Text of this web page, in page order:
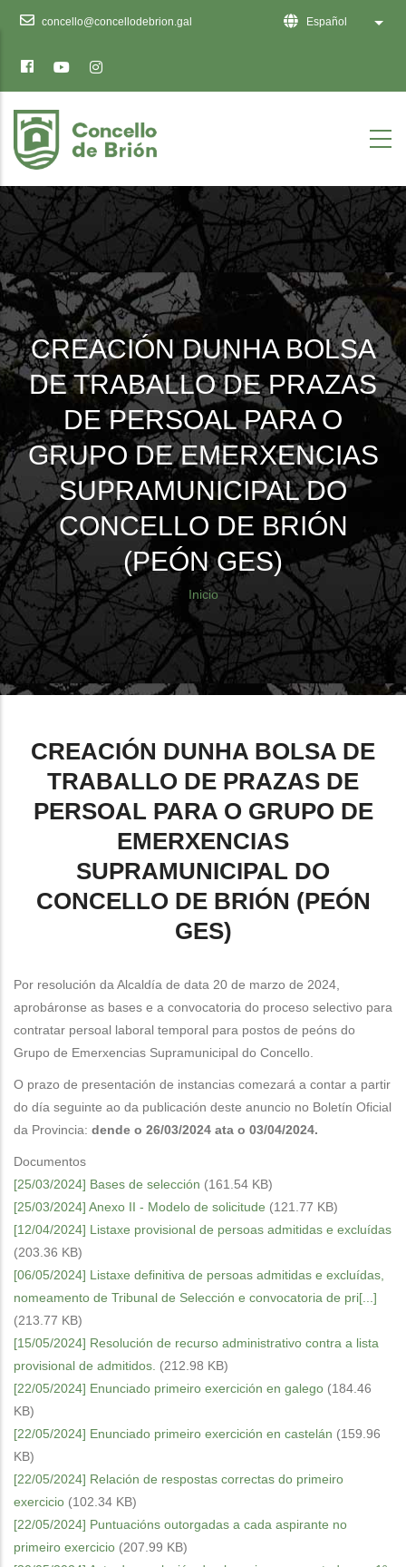
sitio
web
inclúe
un
sistema
de
accesibilidade.
concello@concellodebrion.gal Español Lista
CREACIÓN DUNHA BOLSA
DE TRABALLO DE PRAZAS
DE PERSOAL PARA O
GRUPO DE EMERXENCIAS
SUPRAMUNICIPAL DO
CONCELLO DE BRIÓN
(PEÓN GES)
Sobrescribir
enlaces
de
ayuda
la
navegación
Inicio
CREACIÓN DUNHA BOLSA DE
TRABALLO DE PRAZAS DE
PERSOAL PARA O GRUPO DE
EMERXENCIAS
SUPRAMUNICIPAL DO
CONCELLO DE BRIÓN (PEÓN
GES)
Por resolución da Alcaldía de data 20 de marzo de 2024,
aprobáronse as bases e a convocatoria do proceso selectivo para
contratar persoal laboral temporal para postos de peóns do
Grupo de Emerxencias Supramunicipal do Concello.
O prazo de presentación de instancias comezará a contar a partir
do día seguinte ao da publicación deste anuncio no Boletín Oficial
da Provincia: dende o 26/03/2024 ata o 03/04/2024.
Documentos
[25/03/2024] Bases de selección (161.54 KB)
[25/03/2024] Anexo II - Modelo de solicitude (121.77 KB)
[12/04/2024] Listaxe provisional de persoas admitidas e excluídas
(203.36 KB)
[06/05/2024] Listaxe definitiva de persoas admitidas e excluídas,
nomeamento de Tribunal de Selección e convocatoria de pri[...]
(213.77 KB)
[15/05/2024] Resolución de recurso administrativo contra a lista
provisional de admitidos. (212.98 KB)
[22/05/2024] Enunciado primeiro exercición en galego (184.46
KB)
[22/05/2024] Enunciado primeiro exercición en castelán (159.96
KB)
[22/05/2024] Relación de respostas correctas do primeiro
exercicio (102.34 KB)
[22/05/2024] Puntuacións outorgadas a cada aspirante no
primeiro exercicio (207.99 KB)